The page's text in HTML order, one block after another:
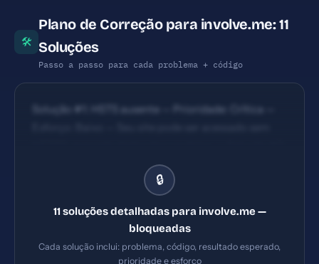
🛠
Plano de Correção para involve.me: 11
Soluções
Passo a passo para cada problema + código
Solução #1: HSTS ausente — Prioridade: Crítica —
Referrer-Policy ausente — Prioridade: Crítica —
Esforço: Baixo — URLs internas podem vazar para
Meta description com 165 caracteres (ideal: 120-
160) — Prioridade: Importante — Esforço: Baixo
🔒
11 soluções detalhadas para involve.me —
bloqueadas
Cada solução inclui: problema, código, resultado esperado,
prioridade e esforço